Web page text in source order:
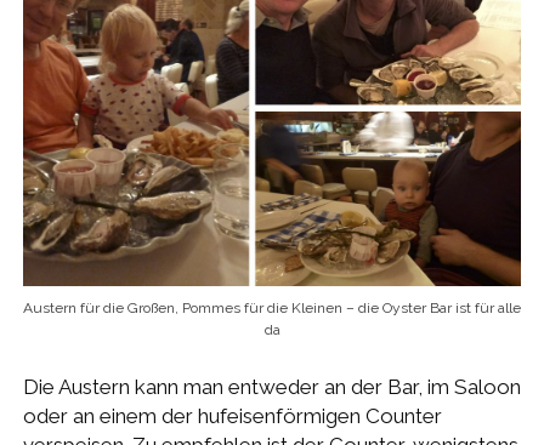
Austern für die Großen, Pommes für die Kleinen – die Oyster Bar ist für alle
da
Die Austern kann man entweder an der Bar, im Saloon
oder an einem der hufeisenförmigen Counter